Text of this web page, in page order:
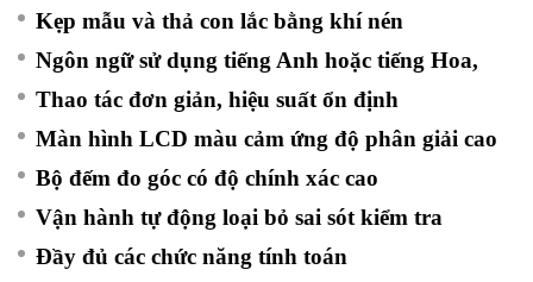
Kẹp mẫu và thả con lắc bằng khí nén
Ngôn ngữ sử dụng tiếng Anh hoặc tiếng Hoa,
Thao tác đơn giản, hiệu suất ổn định
Màn hình LCD màu cảm ứng độ phân giải cao
Bộ đếm đo góc có độ chính xác cao
Vận hành tự động loại bỏ sai sót kiểm tra
Đầy đủ các chức năng tính toán